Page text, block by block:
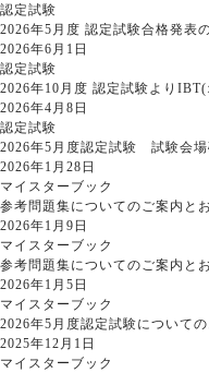
認定試験
2026年5月度 認定試験合格発表
2026年6月1日
認定試験
2026年10月度 認定試験より
2026年4月8日
認定試験
2026年5月度認定試験 試験会場
2026年1月28日
マイスターブック
参考問題集についてのご案内と
2026年1月9日
マイスターブック
参考問題集についてのご案内と
2026年1月5日
マイスターブック
2026年5月度認定試験について
2025年12月1日
マイスターブック